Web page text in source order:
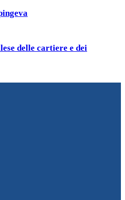
delle cartiere e dei